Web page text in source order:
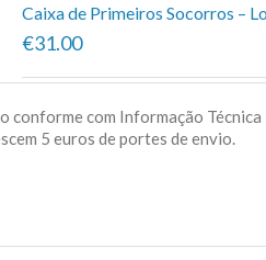
Caixa de Primeiros Socorros –
€31.00
conforme com Informação
5 euros de portes de envio.